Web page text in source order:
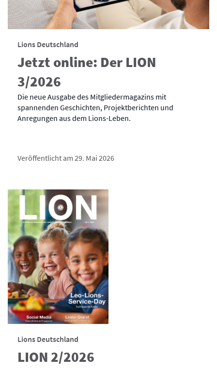
Lions Deutschland
Jetzt online: Der LION
3/2026
Die neue Ausgabe des Mitgliedermagazins mit
spannenden Geschichten, Projektberichten und
Anregungen aus dem Lions-Leben.
Veröffentlicht am 29. Mai 2026
Lions Deutschland
LION 2/2026